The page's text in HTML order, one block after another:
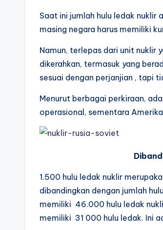
Saat ini jumlah hulu ledak
masing negara harus memiliki
Namun, terlepas dari unit nuklir
dikerahkan, termasuk yang
sesuai dengan perjanjian , tapi
Menurut berbagai perkiraan,
operasional, sementara
1.500 hulu ledak nuklir
dibandingkan dengan jumlah
memiliki 46.000 hulu ledak
memiliki 31 000 hulu ledak. Ini